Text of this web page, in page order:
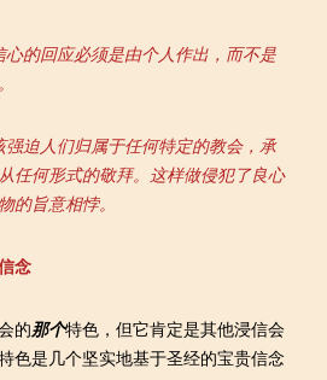
的回应必须是由个人作出，而不是
迫人们归属于任何特定的教会，承
任何形式的敬拜。这样做侵犯了良心
的旨意相悖。
念
的那个特色，但它肯定是其他浸信会
色是几个坚实地基于圣经的宝贵信念